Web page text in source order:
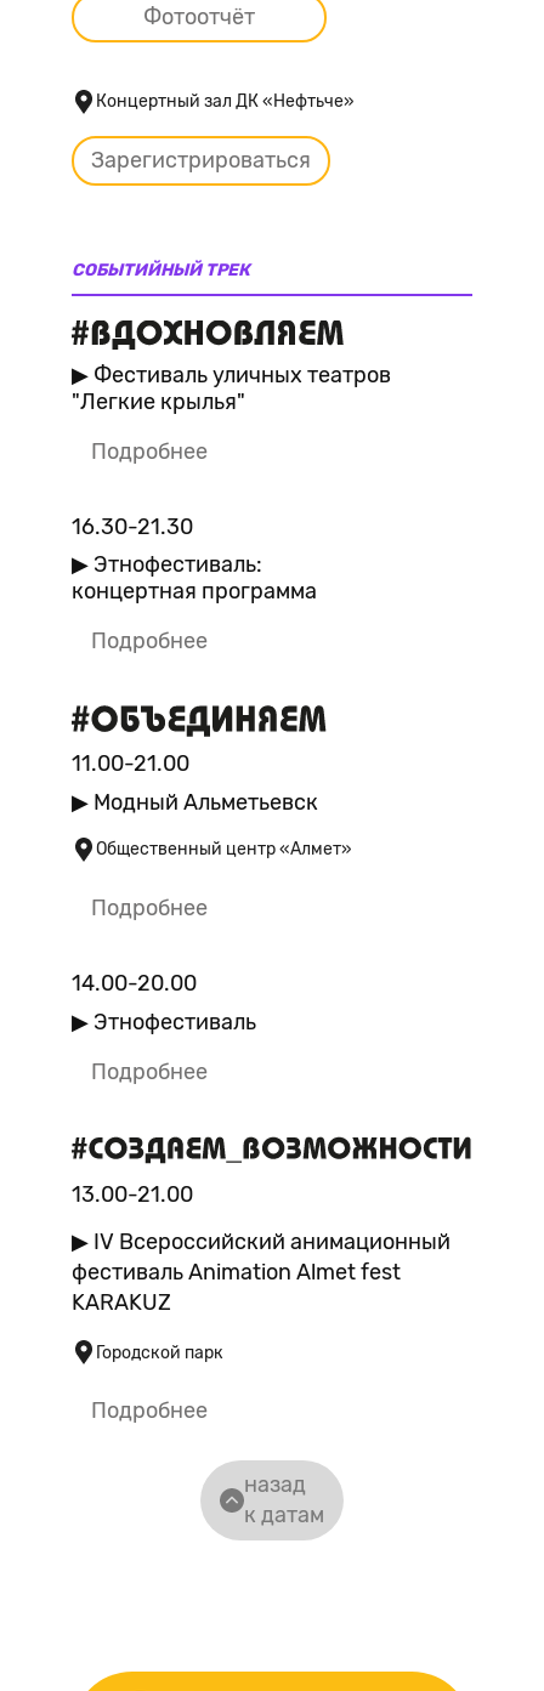
Фотоотчёт
Концертный зал ДК «Нефтьче»
Зарегистрироваться
СОБЫТИЙНЫЙ ТРЕК
▶ Фестиваль уличных театров
"Легкие крылья"
Подробнее
16.30-21.30
▶ Этнофестиваль:
концертная программа
Подробнее
11.00-21.00
▶ Модный Альметьевск
Общественный центр «Алмет»
Подробнее
14.00-20.00
▶ Этнофестиваль
Подробнее
13.00-21.00
▶ IV Всероссийский анимационный
фестиваль Animation Almet fest
KARAKUZ
Городской парк
Подробнее
назад
к датам